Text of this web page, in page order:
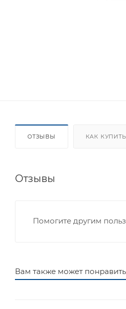
ОТЗЫВЫ КАК КУПИТЬ
Отзывы
Помогите другим
Вам также может